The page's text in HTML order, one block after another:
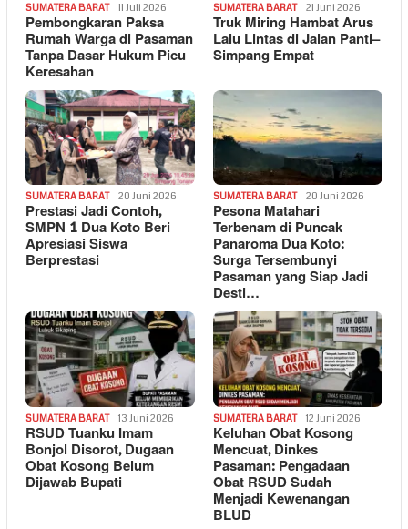
SUMATERA BARAT 11 Juli 2026
Pembongkaran Paksa
Rumah Warga di Pasaman
Tanpa Dasar Hukum Picu
Keresahan
SUMATERA BARAT 21 Juni 2026
Truk Miring Hambat Arus
Lalu Lintas di Jalan Panti–
Simpang Empat
SUMATERA BARAT 20 Juni 2026
Prestasi Jadi Contoh,
SMPN 1 Dua Koto Beri
Apresiasi Siswa
Berprestasi
SUMATERA BARAT 20 Juni 2026
Pesona Matahari
Terbenam di Puncak
Panaroma Dua Koto:
Surga Tersembunyi
Pasaman yang Siap Jadi
Desti…
SUMATERA BARAT 13 Juni 2026
RSUD Tuanku Imam
Bonjol Disorot, Dugaan
Obat Kosong Belum
Dijawab Bupati
SUMATERA BARAT 12 Juni 2026
Keluhan Obat Kosong
Mencuat, Dinkes
Pasaman: Pengadaan
Obat RSUD Sudah
Menjadi Kewenangan
BLUD